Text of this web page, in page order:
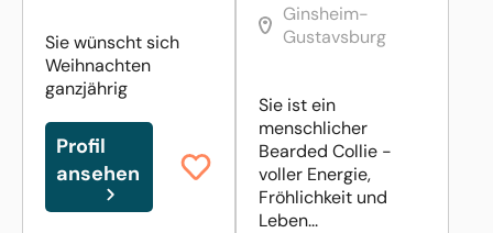
Sie wünscht sich
Weihnachten
ganzjährig
Profil
ansehen
Ginsheim-
Gustavsburg
Sie ist ein
menschlicher
Bearded Collie -
voller Energie,
Fröhlichkeit und
Leben...